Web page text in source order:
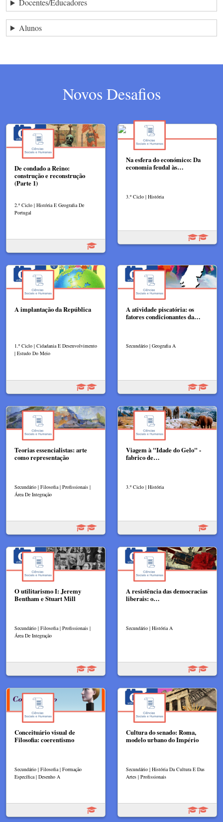
Docentes/Educadores
Alunos
Novos Desafios
De condado a Reino:
construção e reconstrução
(Parte 1)
2.º Ciclo | História E Geografia De
Portugal
Na esfera do económico: Da
economia feudal às…
3.º Ciclo | História
A implantação da República
1.º Ciclo | Cidadania E Desenvolvimento
| Estudo Do Meio
A atividade piscatória: os
fatores condicionantes da…
Secundário | Geografia A
Teorias essencialistas: arte
como representação
Secundário | Filosofia | Profissionais |
Área De Integração
Viagem à "Idade do Gelo" -
fabrico de…
3.º Ciclo | História
O utilitarismo I: Jeremy
Bentham e Stuart Mill
Secundário | Filosofia | Profissionais |
Área De Integração
A resistência das democracias
liberais: o…
Secundário | História A
Conceituário visual de
Filosofia: coerentismo
Secundário | Filosofia | Formação
Específica | Desenho A
Cultura do senado: Roma,
modelo urbano do Império
Secundário | História Da Cultura E Das
Artes | Profissionais